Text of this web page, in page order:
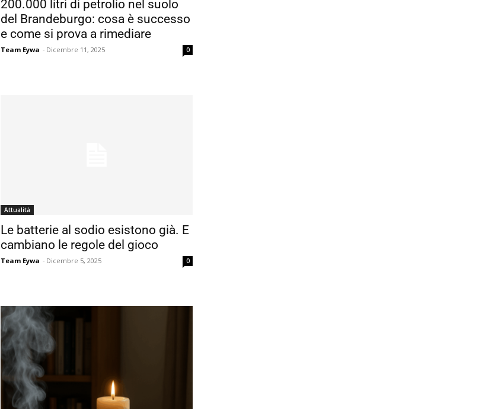
200.000 litri di petrolio nel suolo
del Brandeburgo: cosa è successo
e come si prova a rimediare
Team Eywa - Dicembre 11, 2025 0
Attualità
Le batterie al sodio esistono già. E
cambiano le regole del gioco
Team Eywa - Dicembre 5, 2025 0